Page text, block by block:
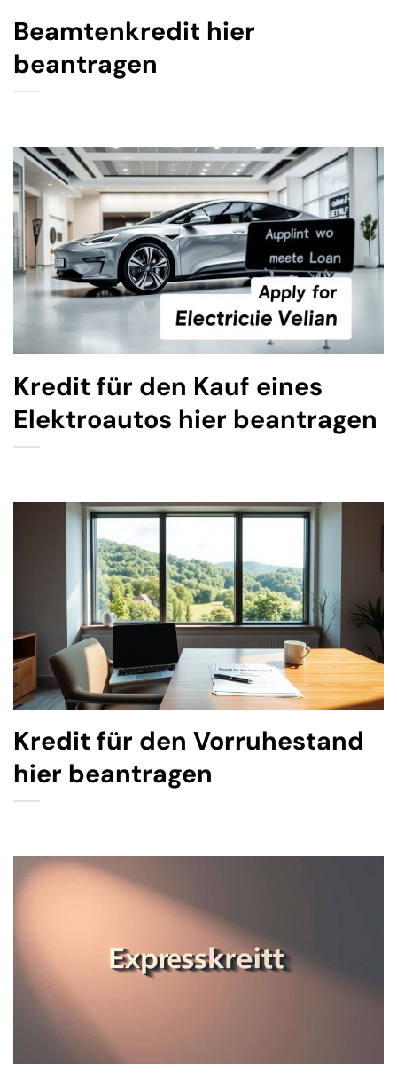
Beamtenkredit hier
beantragen
Kredit für den Kauf eines
Elektroautos hier beantragen
Kredit für den Vorruhestand
hier beantragen